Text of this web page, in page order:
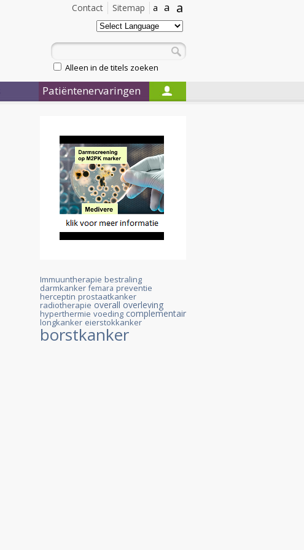
a
a
a
Sitemap
Contact
Alleen in de titels zoeken
Patiëntenervaringen
Immuuntherapie bestraling
darmkanker femara preventie
herceptin prostaatkanker
radiotherapie overall overleving
hyperthermie voeding complementair
longkanker eierstokkanker
borstkanker